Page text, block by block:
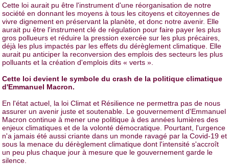
Cette loi aurait pu être l'instrument d'une réorganisation de notre
société en donnant les moyens à tous les citoyens et citoyennes de
vivre dignement en préservant la planète, et donc notre avenir. Elle
aurait pu être l'instrument clé de régulation pour faire payer les plus
gros pollueurs et réduire la pression exercée sur les plus précaires,
déjà les plus impactés par les effets du dérèglement climatique. Elle
aurait pu anticiper la reconversion des emplois des secteurs les plus
polluants et la création d'emplois dits « verts ».
Cette loi devient le symbole du crash de la politique climatique
d'Emmanuel Macron.
En l'état actuel, la loi Climat et Résilience ne permettra pas de nous
assurer un avenir juste et soutenable. Le gouvernement d'Emmanuel
Macron continue à mener une politique à des années lumières des
enjeux climatiques et de la volonté démocratique. Pourtant, l'urgence
n'a jamais été aussi criante dans un monde ravagé par la Covid-19 et
sous la menace du dérèglement climatique dont l'intensité s'accroît
un peu plus chaque jour à mesure que le gouvernement garde le
silence.